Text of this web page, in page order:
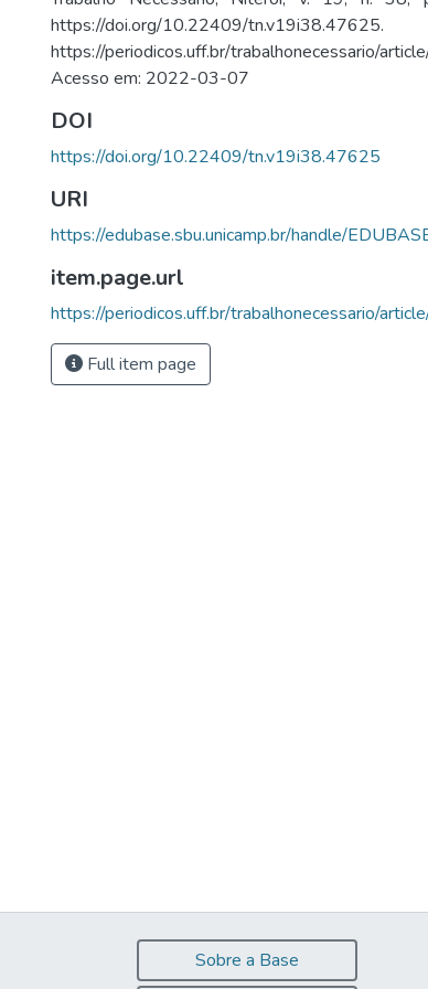
https://doi.org/10.22409/
https://periodicos.uff.br/trabalhonecessario/
Acesso em: 2022-03-07
DOI
https://doi.org/10.22409/tn.v19i38.47625
URI
https://edubase.sbu.unicamp.br/handle/
item.page.url
https://periodicos.uff.br/trabalhonecessario/
Full item page
Sobre a Base